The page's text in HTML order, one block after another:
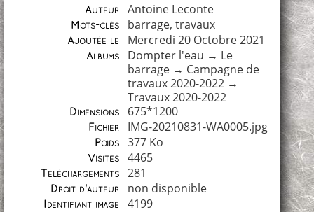
Auteur Antoine Leconte
Mots-clés barrage, travaux
Ajoutée le Mercredi 20 Octobre 2021
Albums Dompter l'eau → Le
barrage→ Campagne de
travaux 2020-2022→
Travaux 2020-2022
Dimensions 675*1200
Fichier IMG-20210831-WA0005.jpg
Poids 377 Ko
Visites 4465
Téléchargements 281
Droit d'auteur non disponible
Identifiant image 4199